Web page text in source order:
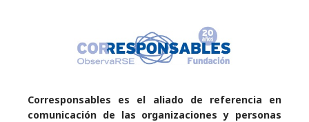
Corresponsables es el aliado de referencia en
comunicación de las organizaciones y personas